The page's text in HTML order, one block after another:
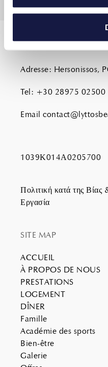
Adresse: Hersonissos,
Tel: +30 28975 02500
Email
1039Κ014Α0205700
Πολιτική κατά της
Εργασία
SITE MAP
ACCUEIL
À PROPOS DE NOUS
PRESTATIONS
LOGEMENT
DÎNER
Famille
Académie des sports
Bien-être
Galerie